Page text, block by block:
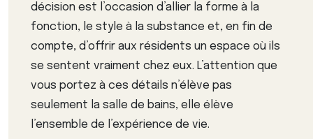
décision est l’occasion d’allier la forme à la
fonction, le style à la substance et, en fin de
compte, d’offrir aux résidents un espace où ils
se sentent vraiment chez eux. L’attention que
vous portez à ces détails n’élève pas
seulement la salle de bains, elle élève
l’ensemble de l’expérience de vie.